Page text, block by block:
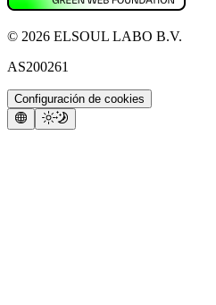
© 2026 ELSOUL LABO B.V.
AS200261
Configuración de cookies